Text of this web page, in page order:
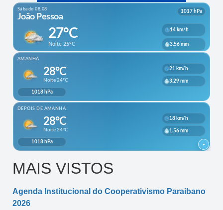
MAIS VISTOS
Agenda Institucional do Cooperativismo Paraibano
2026